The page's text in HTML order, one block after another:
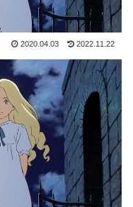
2020.04.03 2022.11.22